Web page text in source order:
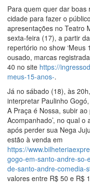
Para quem quer dar
cidade para fazer o
apresentações no Teatro
sexta-feira (17), a partir
repertório no show ‘Meus
ousado, marcas
40 no site https://
meus-15-anos-.
Já no sábado (18), às
interpretar Paulinho
A Praça é Nossa, subir ao
Acompanhado’, no qual
após perder sua Nega
estão à venda em
https://
gogo-em-santo-andre-
de-santo-andre-comedia-
valores entre R$ 50 e R$